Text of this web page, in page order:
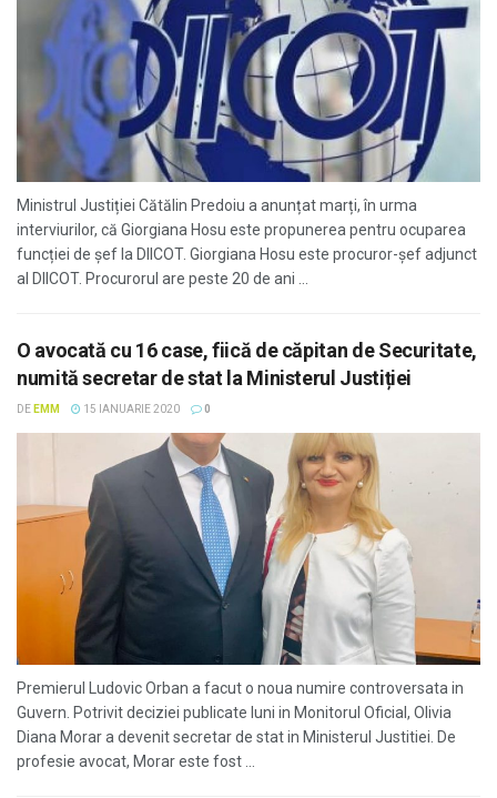
Ministrul Justiției Cătălin Predoiu a anunțat marți, în urma
interviurilor, că Giorgiana Hosu este propunerea pentru ocuparea
funcției de șef la DIICOT. Giorgiana Hosu este procuror-șef adjunct
al DIICOT. Procurorul are peste 20 de ani ...
O avocată cu 16 case, fiică de căpitan de Securitate,
numită secretar de stat la Ministerul Justiției
DE EMM 15 IANUARIE 2020 0
Premierul Ludovic Orban a facut o noua numire controversata in
Guvern. Potrivit deciziei publicate luni in Monitorul Oficial, Olivia
Diana Morar a devenit secretar de stat in Ministerul Justitiei. De
profesie avocat, Morar este fost ...